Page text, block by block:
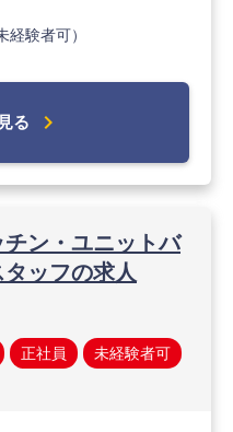
験者可）
る chevron_right
チン・ユニットバ
ッフの求人
正社員 未経験者可